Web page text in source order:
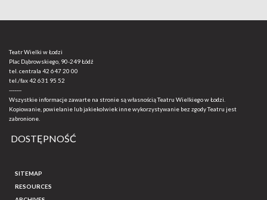
Teatr Wielki w Łodzi
Plac Dąbrowskiego, 90-249 Łódź
tel. centrala 42 647 20 00
tel./fax42 631 95 52
-------
Wszystkie informacje zawarte na stronie są własnością Teatru Wielkiego w Łodzi.
Kopiowanie, powielanie lub jakiekolwiek inne wykorzystywanie bez zgody Teatru jest
zabronione.
DOSTĘPNOŚĆ
SITEMAP
RESOURCES